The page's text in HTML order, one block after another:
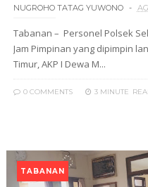
NUGROHO TATAG YUWONO
Tabanan – Personel Polsek
Jam Pimpinan yang dipimpin
Timur, AKP I Dewa M...
0 COMMENTS 3 MINUTE
TABANAN